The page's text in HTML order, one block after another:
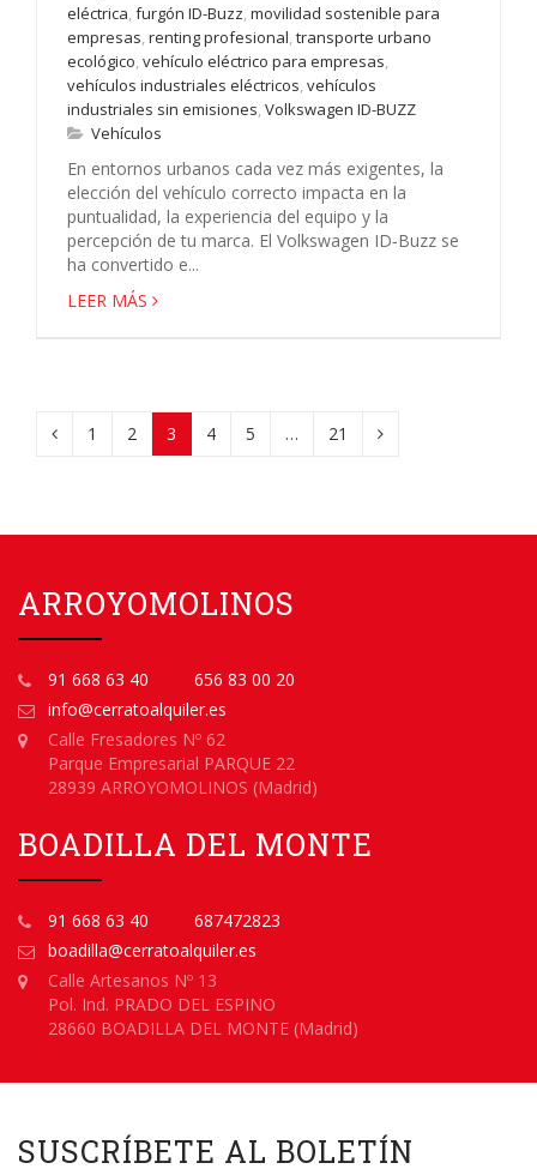
eléctrica, furgón ID-Buzz, movilidad sostenible para
empresas, renting profesional, transporte urbano
ecológico, vehículo eléctrico para empresas,
vehículos industriales eléctricos, vehículos
industriales sin emisiones, Volkswagen ID-BUZZ
Vehículos
En entornos urbanos cada vez más exigentes, la
elección del vehículo correcto impacta en la
puntualidad, la experiencia del equipo y la
percepción de tu marca. El Volkswagen ID‑Buzz se
ha convertido e...
LEER MÁS
1 2 3 4 5 … 21
ARROYOMOLINOS
91 668 63 40
656 83 00 20
info@cerratoalquiler.es
Calle Fresadores Nº 62
Parque Empresarial PARQUE 22
28939 ARROYOMOLINOS (Madrid)
BOADILLA DEL MONTE
91 668 63 40
687472823
boadilla@cerratoalquiler.es
Calle Artesanos Nº 13
Pol. Ind. PRADO DEL ESPINO
28660 BOADILLA DEL MONTE (Madrid)
SUSCRÍBETE AL BOLETÍN